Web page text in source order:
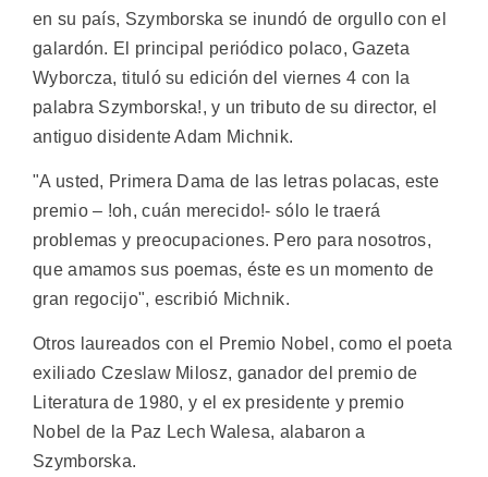
en su país, Szymborska se inundó de orgullo con el
galardón. El principal periódico polaco, Gazeta
Wyborcza, tituló su edición del viernes 4 con la
palabra Szymborska!, y un tributo de su director, el
antiguo disidente Adam Michnik.
"A usted, Primera Dama de las letras polacas, este
premio – !oh, cuán merecido!- sólo le traerá
problemas y preocupaciones. Pero para nosotros,
que amamos sus poemas, éste es un momento de
gran regocijo", escribió Michnik.
Otros laureados con el Premio Nobel, como el poeta
exiliado Czeslaw Milosz, ganador del premio de
Literatura de 1980, y el ex presidente y premio
Nobel de la Paz Lech Walesa, alabaron a
Szymborska.